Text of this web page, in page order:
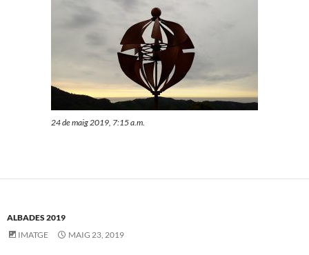
24 de maig 2019, 7:15 a.m.
ALBADES 2019
IMATGE
MAIG 23, 2019